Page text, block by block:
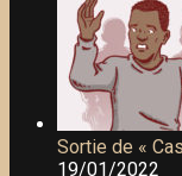
Sortie de «
19/01/2022